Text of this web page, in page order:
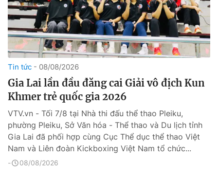
Tin tức 08/08/2026
Gia Lai lần đầu đăng cai Giải vô địch Kun
Khmer trẻ quốc gia 2026
VTV.vn - Tối 7/8 tại Nhà thi đấu thể thao Pleiku,
phường Pleiku, Sở Văn hóa - Thể thao và Du lịch tỉnh
Gia Lai đã phối hợp cùng Cục Thể dục thể thao Việt
Nam và Liên đoàn Kickboxing Việt Nam tổ chức...
08/08/2026